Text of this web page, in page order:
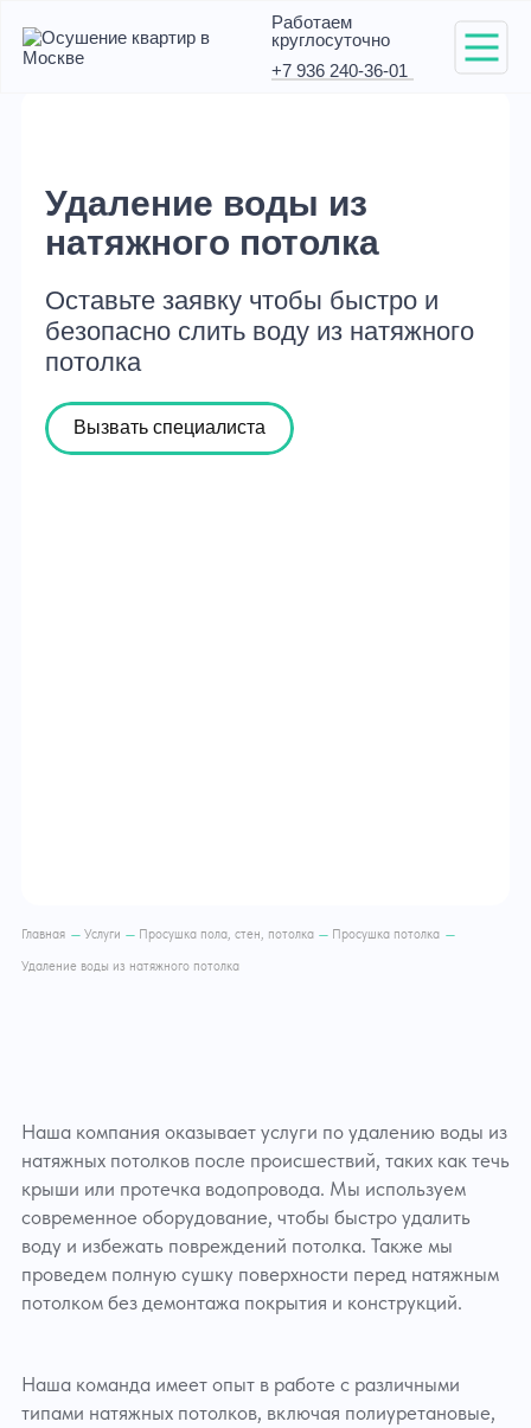
Работаем
круглосуточно
+7 936 240-36-01
Удаление воды из
натяжного потолка
Оставьте заявку чтобы быстро и
безопасно слить воду из натяжного
потолка
Вызвать специалиста
Главная — Услуги — Просушка пола, стен, потолка— Просушка потолка —
Удаление воды из натяжного потолка
Наша компания оказывает услуги по удалению воды из
натяжных потолков после происшествий, таких как течь
крыши или протечка водопровода. Мы используем
современное оборудование, чтобы быстро удалить
воду и избежать повреждений потолка. Также мы
проведем полную сушку поверхности перед натяжным
потолком без демонтажа покрытия и конструкций.
Наша команда имеет опыт в работе с различными
типами натяжных потолков, включая полиуретановые,